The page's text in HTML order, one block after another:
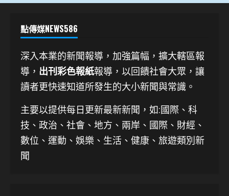
點傳媒NEWS586
深入本業的新聞報導，加強篇幅，擴大轄區報
導， 出刊彩色報紙報導，以回饋社會大眾，讓
讀者更快速知道所發生的大小新聞與常識。
主要以提供每日更新最新新聞 ，如:國際、科
技、 政治、社會、地方、兩岸、國際、財經、
數位、運動、娛樂、生活、健康、旅遊類別新
聞